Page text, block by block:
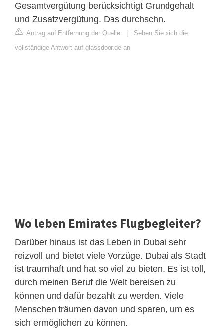
Gesamtvergütung berücksichtigt Grundgehalt
und Zusatzvergütung. Das durchschn.
Antrag auf Entfernung der Quelle | Sehen Sie sich die
vollständige Antwort auf glassdoor.de an
Wo leben Emirates Flugbegleiter?
Darüber hinaus ist das Leben in Dubai sehr
reizvoll und bietet viele Vorzüge. Dubai als Stadt
ist traumhaft und hat so viel zu bieten. Es ist toll,
durch meinen Beruf die Welt bereisen zu
können und dafür bezahlt zu werden. Viele
Menschen träumen davon und sparen, um es
sich ermöglichen zu können.